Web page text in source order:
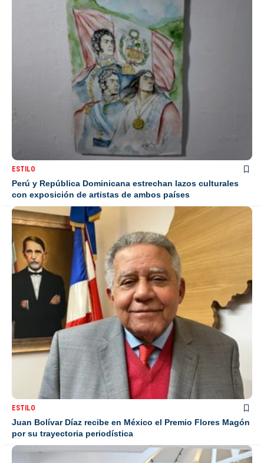
ESTILO
Perú y República Dominicana estrechan lazos culturales
con exposición de artistas de ambos países
ESTILO
Juan Bolívar Díaz recibe en México el Premio Flores Magón
por su trayectoria periodística